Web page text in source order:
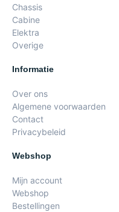
Chassis
Cabine
Elektra
Overige
Informatie
Over ons
Algemene voorwaarden
Contact
Privacybeleid
Webshop
Mijn account
Webshop
Bestellingen